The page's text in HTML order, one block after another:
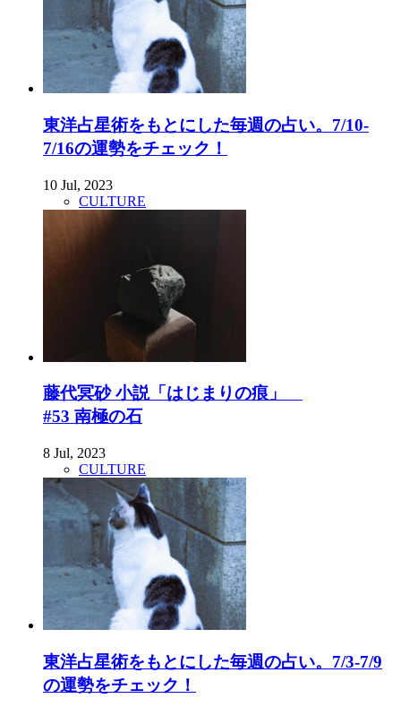
東洋占星術をもとにした毎週の占い。7/10-
7/16の運勢をチェック！
10 Jul, 2023
CULTURE
藤代冥砂 小説「はじまりの痕」
#53 南極の石
8 Jul, 2023
CULTURE
東洋占星術をもとにした毎週の占い。7/3-7/9
の運勢をチェック！